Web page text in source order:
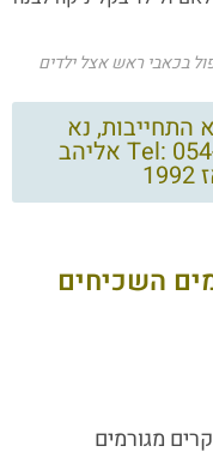
בכאבי ראש אצל ילדים
התחייבות, נא
להתקשר עכשיו Tel: 054-499-3676 אליהב
השכיחים
מגורמים